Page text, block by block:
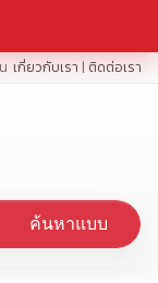
เกี่ยวกับเรา | ติดต่อเรา
ค้นหาแบบ